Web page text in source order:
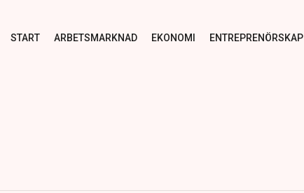
START ARBETSMARKNAD EKONOMI ENTREPRENÖRSKAP